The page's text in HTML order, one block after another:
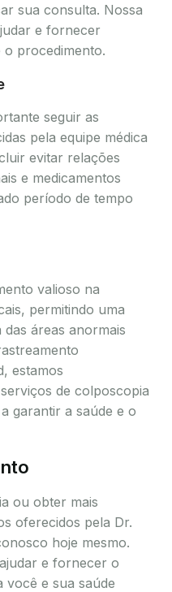
sua consulta. Nossa
e fornecer
procedimento.
seguir as
pela equipe médica
evitar relações
e medicamentos
período de tempo
valioso na
permitindo uma
áreas anormais
estamos
de colposcopia
garantir a saúde e o
ou obter mais
oferecidos pela Dr.
hoje mesmo.
e fornecer o
você e sua saúde